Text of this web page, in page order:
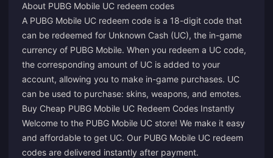
About PUBG Mobile UC redeem codes
A PUBG Mobile UC redeem code is a 18-digit code that
can be redeemed for Unknown Cash (UC), the in-game
currency of PUBG Mobile. When you redeem a UC code,
the corresponding amount of UC is added to your
account, allowing you to make in-game purchases. UC
can be used to purchase: skins, weapons, and emotes.
Buy Cheap PUBG Mobile UC Redeem Codes Instantly
Welcome to the PUBG Mobile UC store! We make it easy
and affordable to get UC. Our PUBG Mobile UC redeem
codes are delivered instantly after payment.